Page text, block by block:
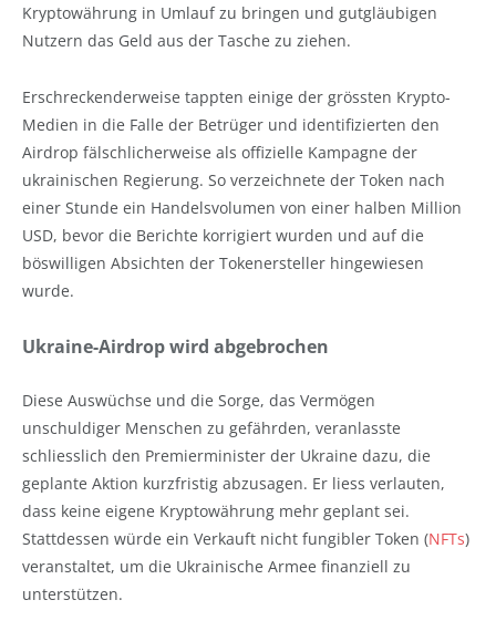
Kryptowährung in Umlauf zu bringen und gutgläubigen
Nutzern das Geld aus der Tasche zu ziehen.
Erschreckenderweise tappten einige der grössten Krypto-
Medien in die Falle der Betrüger und identifizierten den
Airdrop fälschlicherweise als offizielle Kampagne der
ukrainischen Regierung. So verzeichnete der Token nach
einer Stunde ein Handelsvolumen von einer halben Million
USD, bevor die Berichte korrigiert wurden und auf die
böswilligen Absichten der Tokenersteller hingewiesen
wurde.
Ukraine-Airdrop wird abgebrochen
Diese Auswüchse und die Sorge, das Vermögen
unschuldiger Menschen zu gefährden, veranlasste
schliesslich den Premierminister der Ukraine dazu, die
geplante Aktion kurzfristig abzusagen. Er liess verlauten,
dass keine eigene Kryptowährung mehr geplant sei.
Stattdessen würde ein Verkauft nicht fungibler Token (NFTs)
veranstaltet, um die Ukrainische Armee finanziell zu
unterstützen.